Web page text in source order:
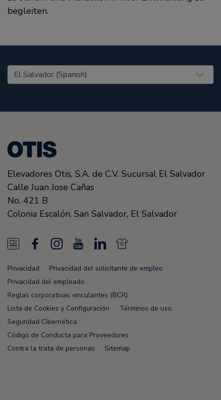
begleiten.
United States (EN)
Elevadores Otis, S.A. de C.V. Sucursal El Salvador
Calle Juan Jose Cañas
No. 421 B
Colonia Escalón. San Salvador, El Salvador
N
e
w
s
F
e
e
c
e
b
o
o
I
n
s
t
a
g
r
o
T
u
b
e
L
k
e
d
i
N
e
F
e
e
Privacidad
Privacidad del solicitante de empleo
Privacidad del empleado
Reglas corporativas vinculantes (BCR)
Lista de Cookies y Configuración
Términos de uso
Seguridad Cibernética
Código de Conducta para Proveedores
Contra la trata de personas
Sitemap